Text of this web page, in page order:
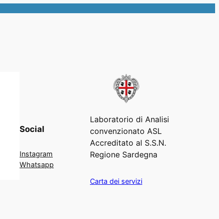
Social
Instagram
Whatsapp
Laboratorio di Analisi
convenzionato ASL
Accreditato al S.S.N.
Regione Sardegna
Carta dei servizi